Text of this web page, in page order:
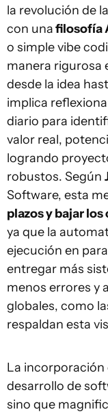
la revolución de
con unafilosofía
o simple vibe
manera rigurosa
desde la idea
implica
diario para
valor real,
logrando
robustos. Según
Software, esta
plazos y bajar
ya que la
ejecución en
entregar más
menos errores y
globales, como
respaldan esta
La incorporación
desarrollo de
sino que